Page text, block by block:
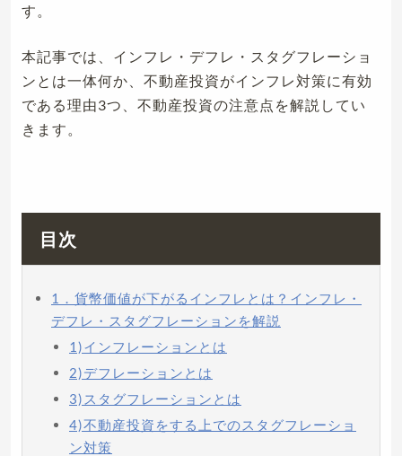
す。
本記事では、インフレ・デフレ・スタグフレーショ
ンとは一体何か、不動産投資がインフレ対策に有効
である理由3つ、不動産投資の注意点を解説してい
きます。
目次
1．貨幣価値が下がるインフレとは？インフレ・
デフレ・スタグフレーションを解説
1)インフレーションとは
2)デフレーションとは
3)スタグフレーションとは
4)不動産投資をする上でのスタグフレーショ
ン対策